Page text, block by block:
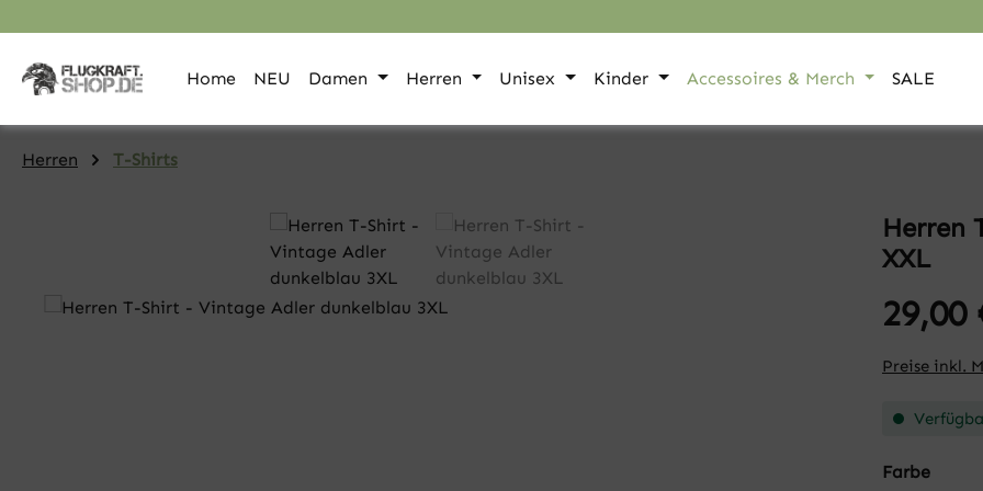
Home NEU Damen Herren Unisex Kinder Accessoires & Merch SALE
Herren T-Shirts
Herren
XXL
29,00
Preise inkl.
Farbe